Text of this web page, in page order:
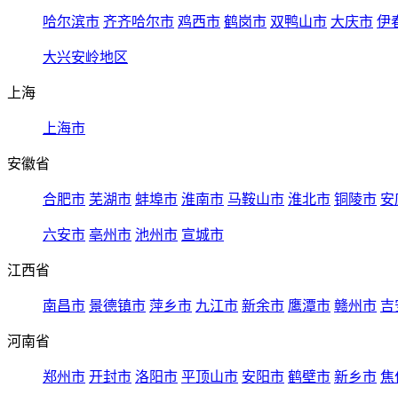
哈尔滨市 齐齐哈尔市 鸡西市 鹤岗市 双鸭山市 大庆市 伊
大兴安岭地区
上海
上海市
安徽省
合肥市 芜湖市 蚌埠市 淮南市 马鞍山市 淮北市 铜陵市 安
六安市 亳州市 池州市 宣城市
江西省
南昌市 景德镇市 萍乡市 九江市 新余市 鹰潭市 赣州市 吉
河南省
郑州市 开封市 洛阳市 平顶山市 安阳市 鹤壁市 新乡市 焦